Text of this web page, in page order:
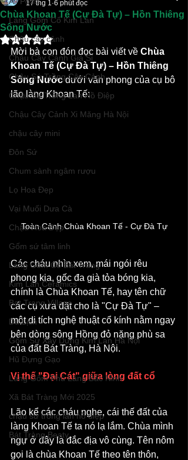
Làng Gốm Cổ Kim Lan
Chậu cây cảnh
Chậu Cây Cảnh Giá Sỉ
Chậu Sứ Trồng Cây Cảnh
Chậu Sứ Trồng Lan Hồ Điệp
Chậu Cây Cảnh Xi Măng Hà Nội
chậu cây mini
Đôn Sứ
Chum sành ngâm rượu
Lọ Hoa Đẹp
Vại Muối Dưa Cà
Chậu Hoa Đẹp
Gốm sứ tâm linh
Làng Gốm Cổ Bát Tràng
Kim Lan Ceramics
Bat Trang Village
Du Lịch
Gốm Sứ Xây Dựng Kim Lan Hà Nội
Hũ Đựng Gạo
Làng Gốm Phù Lãng Bắc Ninh
Xã Bát Tràng Mới 2025
chậu sứ trồng lan hồ điệp
Bát Tràng Beaty
Chùa Khoan Tế (Cự Đà Tự) – Hồn Thiêng
Sông Nước
17 thg 1 6 phút đọc
Đã xếp hạng NaN/5 sao.
Mời bà con đón đọc bài viết về Chùa
Khoan Tế (Cự Đà Tự) – Hồn Thiêng
Sông Nước dưới văn phong của cụ bô
lão làng Khoan Tế:
Toàn Cảnh Chùa Khoan Tế - Cự Đà Tự
Các cháu nhìn xem, mái ngói rêu
phong kia, gốc đa già tỏa bóng kia,
chính là Chùa Khoan Tế, hay tên chữ
các cụ xưa đặt cho là "Cự Đà Tự" –
một di tích nghệ thuật cổ kính nằm ngay
bên dòng sông Hồng đỏ nặng phù sa
của đất Bát Tràng, Hà Nội.
Vị thế "Đại Cát" giữa lòng đất cổ
Lão kể các cháu nghe, cái thế đất của
làng Khoan Tế ta nó lạ lắm. Chùa mình
ngự ở đây là đắc địa vô cùng. Tên nôm
gọi là chùa Khoan Tế theo tên thôn,